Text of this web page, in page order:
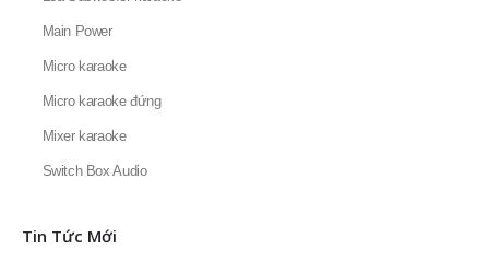
Main Power
Micro karaoke
Micro karaoke đứng
Mixer karaoke
Switch Box Audio
Tin Tức Mới